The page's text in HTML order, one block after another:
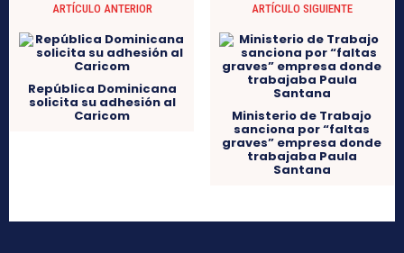
ARTÍCULO ANTERIOR
República Dominicana
solicita su adhesión al
Caricom
ARTÍCULO SIGUIENTE
Ministerio de Trabajo
sanciona por “faltas
graves” empresa donde
trabajaba Paula
Santana